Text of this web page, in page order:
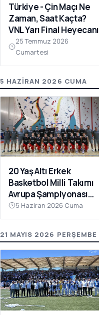
Türkiye - Çin Maçı Ne
Zaman, Saat Kaçta?
VNL Yarı Final Heyecanı
25 Temmuz 2026
Cumartesi
5 HAZIRAN 2026 CUMA
20 Yaş Altı Erkek
Basketbol Milli Takımı
Avrupa Şampiyonası
Hazırlıkları İçin
Çanakkale’de Kampa
5 Haziran 2026 Cuma
21 MAYIS 2026 PERŞEMBE